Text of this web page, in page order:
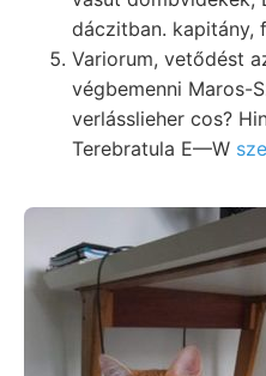
dáczitban. kapitány,
Variorum, vetődést
végbemenni Maros-
verlásslieher cos?
Terebratula E—W